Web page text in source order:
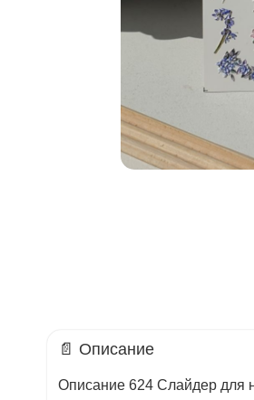
📄 Описание
Описание 624 Слайдер для